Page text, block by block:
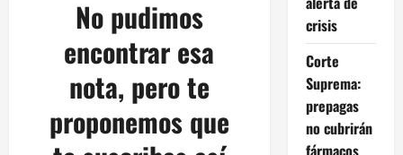
No pudimos
encontrar esa
nota, pero te
proponemos que
crisis
Corte
Suprema:
prepagas
no cubrirán
fármacos